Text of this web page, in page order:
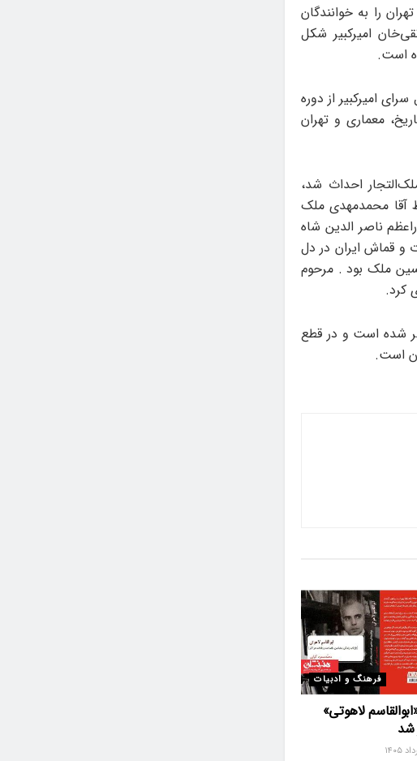
را به خوانندگان
امیرکبیر شکل
است.
امیرکبیر از دوره
معماری و تهران
ملک‌التجار احداث شد،
امیر نظام یا امیرکبیر در سال ۱۲۶۸ ق توسط آقا محمدمهدی ملک
ناصر الدین شاه
و قماش ایران در دل
ملک بود . مرحوم
صفحه مصور رنگی منتشر شده است و در قطع
فرهنگ و ادبیات
لاهوتی»
شد